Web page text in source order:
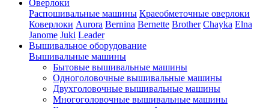
Оверлоки
Распошивальные машины Краеобметочные оверлоки
Коверлоки Aurora Bernina Bernette Brother Chayka Elna
Janome Juki Leader
Вышивальное оборудование
Вышивальные машины
Бытовые вышивальные машины
Одноголовочные вышивальные машины
Двухголовочные вышивальные машины
Многоголовочные вышивальные машины